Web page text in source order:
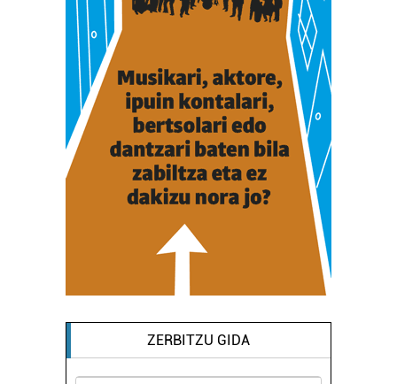
ZERBITZU GIDA